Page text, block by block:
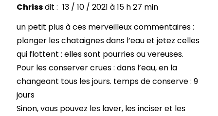
Chrissdit : 13 / 10 / 2021 à 15 h 27 min
un petit plus à ces merveilleux commentaires :
plonger les chataignes dans l’eau et jetez celles
qui flottent : elles sont pourries ou vereuses.
Pour les conserver crues : dans l’eau, en la
changeant tous les jours. temps de conserve : 9
jours
Sinon, vous pouvez les laver, les inciser et les